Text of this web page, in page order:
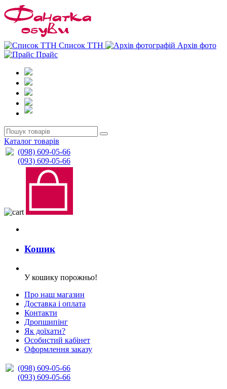
Список ТТН
Архів фото
Прайс
Каталог товарів
(098) 609-05-66
(093) 609-05-66
Кошик
У кошику порожньо!
Про наш магазин
Доставка і оплата
Контакти
Дропшипінг
Як доїхати?
Особистий кабінет
Оформлення заказу
(098) 609-05-66
(093) 609-05-66